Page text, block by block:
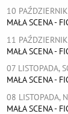
10
MAŁA SCENA -
11
MAŁA SCENA -
07 LISTOPADA,
MAŁA SCENA -
08 LISTOPADA,
MAŁA SCENA -